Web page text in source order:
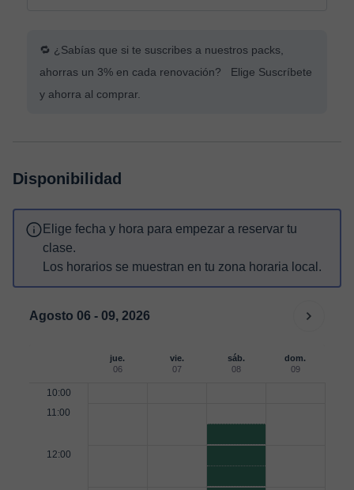
🔁 ¿Sabías que si te suscribes a nuestros packs,
ahorras un 3% en cada renovación? Elige Suscríbete
y ahorra al comprar.
Disponibilidad
Elige fecha y hora para empezar a reservar tu
clase.
Los horarios se muestran en tu zona horaria local.
Agosto 06 - 09, 2026
jue.
06
vie.
07
sáb.
08
dom.
09
10:00
11:00
12:00